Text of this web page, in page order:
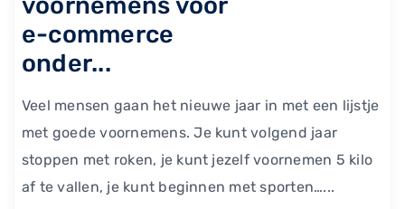
e-commerce
onder...
Veel mensen gaan het nieuwe jaar in met een lijstje
met goede voornemens. Je kunt volgend jaar
stoppen met roken, je kunt jezelf voornemen 5 kilo
af te vallen, je kunt beginnen met sporten…...